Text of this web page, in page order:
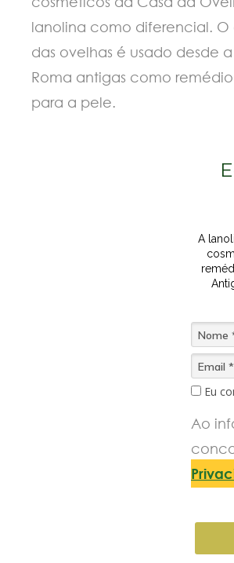
lanolina como diferencial. O
das ovelhas é usado desde
Roma antigas como
para a pele.
A
Eu
Ao